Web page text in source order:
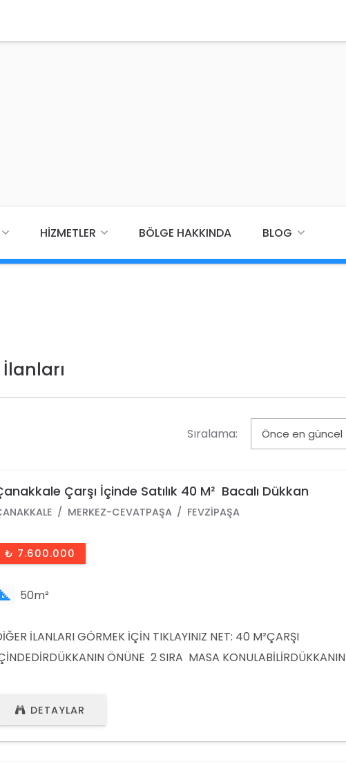
HIZMETLER BÖLGE HAKKINDA BLOG
Sıralama:
Çarşı İçinde Satılık 40 M² Bacalı Dükkan
MERKEZ-CEVATPAŞA FEVZIPAŞA
₺ 7.600.000
50m²
İLANLARI GÖRMEK İÇİN TIKLAYINIZ NET: 40 M²ÇARŞI
ÖNÜNE 2 SIRA MASA KONULABİLİRDÜKKANIN
61Whatsapp : +49 1577 6870658
DETAYLAR